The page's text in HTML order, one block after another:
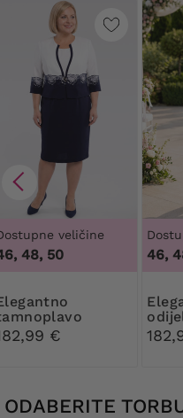
veličine
48, 50
s ružama
€
46,
Elegantno lila
ODABERITE